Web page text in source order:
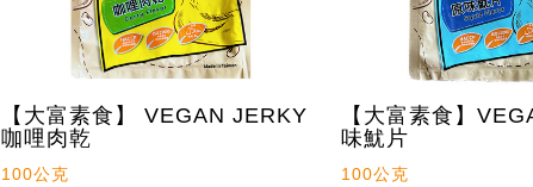
【大富素食】 VEGAN JERKY
咖哩肉乾
100公克
【大富素食】
味魷片
100公克